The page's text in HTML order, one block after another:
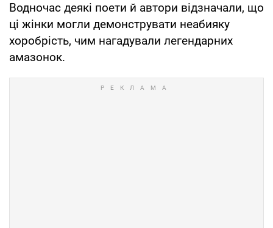
Водночас деякі поети й автори відзначали, що
ці жінки могли демонструвати неабияку
хоробрість, чим нагадували легендарних
амазонок.